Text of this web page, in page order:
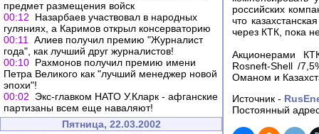
предмет размещения войск
00:12
Назарбаев участвовал в народных
гуляниях, а Каримов открыл консерваторию
00:11
Алиев получил премию "Журналист
года", как лучший друг журналистов!
00:10 Рахмонов получил премию имени
Петра Великого как "лучший менеджер новой
эпохи"!
00:02
Экс-главком НАТО У.Кларк - афганские
партизаны всем еще наваляют!
Пятница, 22.03.2002
российских
что
через КТК, пока
Акционерами
Rosneft-Shell /
Оманом и
Источник -
Постоянный